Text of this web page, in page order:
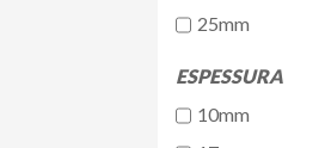
25mm
ESPESSURA
10mm